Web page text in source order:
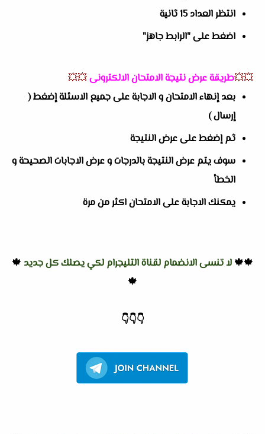
انتظر العداد 15 ثانية
اضغط على "الرابط جاهز"
💥💥طريقة عرض نتيجة الامتحان الالكترونى💥💥
بعد إنهاء الامتحان و الاجابة على جميع الاسئلة إضغط (
إرسال )
ثم إضغط على عرض النتيجة
سوف يتم عرض النتيجة بالدرجات و عرض الاجابات الصحيحة و
الخطأ
يمكنك الاجابة على الامتحان اكثر من مرة
🍁🍁 لا تنسى الانضمام لقناة التليجرام لكي يصلك كل جديد 🍁
🍁
👇
👇
👇